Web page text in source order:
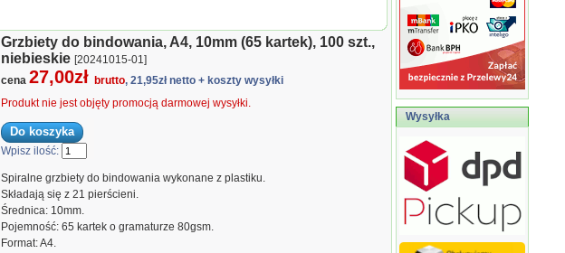
Grzbiety do bindowania, A4, 10mm (65 kartek), 100 szt.,
niebieskie [20241015-01]
cena 27,00zł brutto, 21,95zł netto + koszty wysyłki
Produkt nie jest objęty promocją darmowej wysyłki.
Wpisz ilość:
Spiralne grzbiety do bindowania wykonane z plastiku.
Składają się z 21 pierścieni.
Średnica: 10mm.
Pojemność: 65 kartek o gramaturze 80gsm.
Format: A4.
Wysyłka